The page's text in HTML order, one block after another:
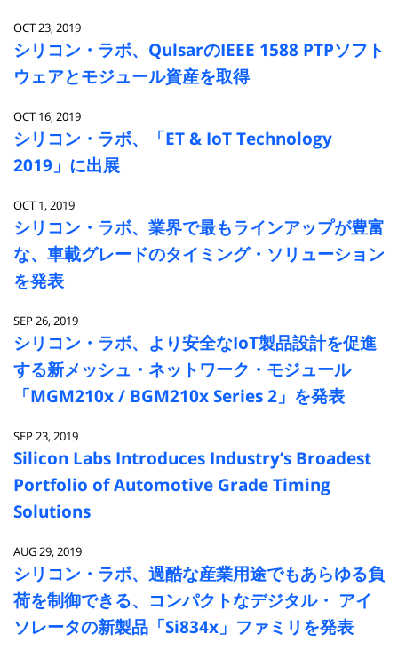
OCT 23, 2019
シリコン・ラボ、QulsarのIEEE 1588 PTPソフト
ウェアとモジュール資産を取得
OCT 16, 2019
シリコン・ラボ、「ET & IoT Technology
2019」に出展
OCT 1, 2019
シリコン・ラボ、業界で最もラインアップが豊富
な、車載グレードのタイミング・ソリューション
を発表
SEP 26, 2019
シリコン・ラボ、より安全なIoT製品設計を促進
する新メッシュ・ネットワーク・モジュール
「MGM210x / BGM210x Series 2」を発表
SEP 23, 2019
Silicon Labs Introduces Industry’s Broadest
Portfolio of Automotive Grade Timing
Solutions
AUG 29, 2019
シリコン・ラボ、過酷な産業用途でもあらゆる負
荷を制御できる、コンパクトなデジタル・ アイ
ソレータの新製品「Si834x」ファミリを発表